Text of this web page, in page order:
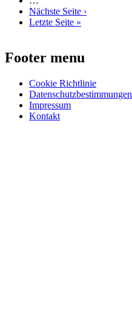
Nächste Seite ›
Letzte Seite »
Footer menu
Cookie Richtlinie
Datenschutzbestimmungen
Impressum
Kontakt